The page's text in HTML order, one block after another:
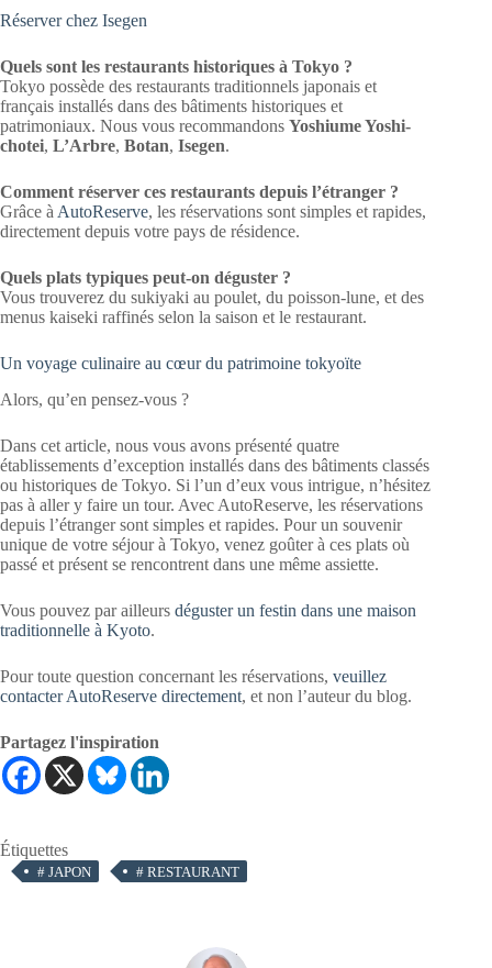
Réserver chez Isegen
Quels sont les restaurants historiques à Tokyo ?
Tokyo possède des restaurants traditionnels japonais et
français installés dans des bâtiments historiques et
patrimoniaux. Nous vous recommandons Yoshiume Yoshi-
chotei, L’Arbre, Botan, Isegen.
Comment réserver ces restaurants depuis l’étranger ?
Grâce à AutoReserve, les réservations sont simples et rapides,
directement depuis votre pays de résidence.
Quels plats typiques peut-on déguster ?
Vous trouverez du sukiyaki au poulet, du poisson-lune, et des
menus kaiseki raffinés selon la saison et le restaurant.
Un voyage culinaire au cœur du patrimoine tokyoïte
Alors, qu’en pensez-vous ?
Dans cet article, nous vous avons présenté quatre
établissements d’exception installés dans des bâtiments classés
ou historiques de Tokyo. Si l’un d’eux vous intrigue, n’hésitez
pas à aller y faire un tour. Avec AutoReserve, les réservations
depuis l’étranger sont simples et rapides. Pour un souvenir
unique de votre séjour à Tokyo, venez goûter à ces plats où
passé et présent se rencontrent dans une même assiette.
Vous pouvez par ailleurs déguster un festin dans une maison
traditionnelle à Kyoto.
Pour toute question concernant les réservations, veuillez
contacter AutoReserve directement, et non l’auteur du blog.
Partagez l'inspiration
Étiquettes
# JAPON # RESTAURANT